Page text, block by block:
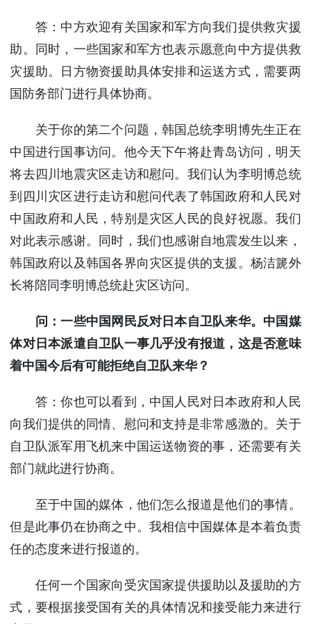
答：中方欢迎有关国家和军方向我们提供救灾援
助。同时，一些国家和军方也表示愿意向中方提供救
灾援助。日方物资援助具体安排和运送方式，需要两
国防务部门进行具体协商。
关于你的第二个问题，韩国总统李明博先生正在
中国进行国事访问。他今天下午将赴青岛访问，明天
将去四川地震灾区走访和慰问。我们认为李明博总统
到四川灾区进行走访和慰问代表了韩国政府和人民对
中国政府和人民，特别是灾区人民的良好祝愿。我们
对此表示感谢。同时，我们也感谢自地震发生以来，
韩国政府以及韩国各界向灾区提供的支援。杨洁篪外
长将陪同李明博总统赴灾区访问。
问：一些中国网民反对日本自卫队来华。中国媒
体对日本派遣自卫队一事几乎没有报道，这是否意味
着中国今后有可能拒绝自卫队来华？
答：你也可以看到，中国人民对日本政府和人民
向我们提供的同情、慰问和支持是非常感激的。关于
自卫队派军用飞机来中国运送物资的事，还需要有关
部门就此进行协商。
至于中国的媒体，他们怎么报道是他们的事情。
但是此事仍在协商之中。我相信中国媒体是本着负责
任的态度来进行报道的。
任何一个国家向受灾国家提供援助以及援助的方
式，要根据接受国有关的具体情况和接受能力来进行